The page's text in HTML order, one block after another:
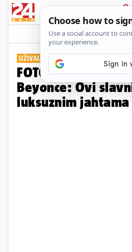
Galerija
UŽIVALI U HRVATSKOJ
FOTO Bezos i
Beyonce: Ovi
luksuznim